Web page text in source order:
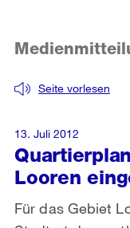
Looren
Seite vorlesen
Für das Gebiet
13. Juli 2012